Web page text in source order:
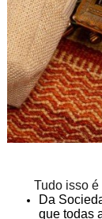
Tudo isso
Da
que todas